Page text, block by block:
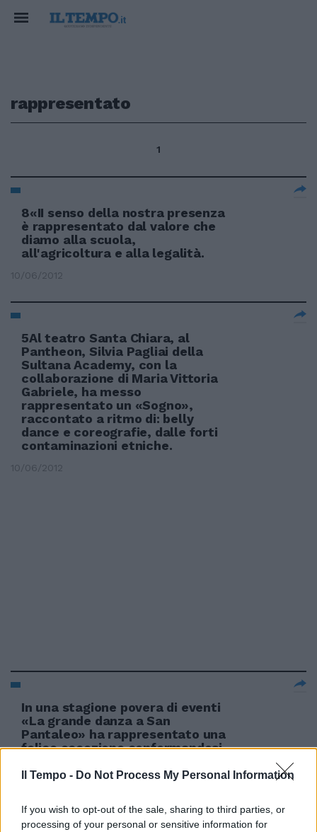
Il Tempo - Do Not Process My Personal Information
If you wish to opt-out of the sale, sharing to third parties, or
processing of your personal or sensitive information for
rappresentato
1
8«II senso della nostra presenza
è rappresentato dal valore che
diamo alla scuola,
all'agricoltura e alla legalità.
10/06/2012
5Al teatro Santa Chiara, al
Pantheon, Silvia Pagliai della
Sultana Academy, con la
collaborazione di Maria Vittoria
Gabriele, ha messo
rappresentato un «Sogno»,
raccontato a ritmo di: belly
dance e coreografie, dalle forti
contaminazioni etniche.
10/06/2012
In una stagione povera di eventi
«La grande danza a San
Pantaleo» ha rappresentato una
felice eccezione confermandosi
qualità nella Costa Smeralda.